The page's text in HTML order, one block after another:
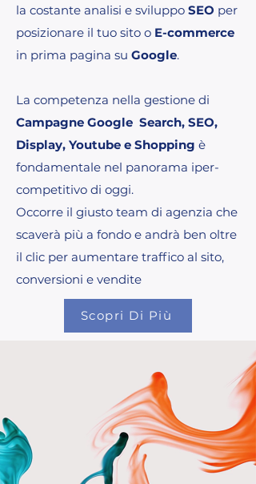
la costante analisi e sviluppo SEO per
posizionare il tuo sito o E-commerce
in prima pagina su Google.
La competenza nella gestione di
Campagne Google Search, SEO,
Display, Youtube e Shopping è
fondamentale nel panorama iper-
competitivo di oggi.
Occorre il giusto team di agenzia che
scaverà più a fondo e andrà ben oltre
il clic per aumentare traffico al sito,
conversioni e vendite
Scopri Di Più